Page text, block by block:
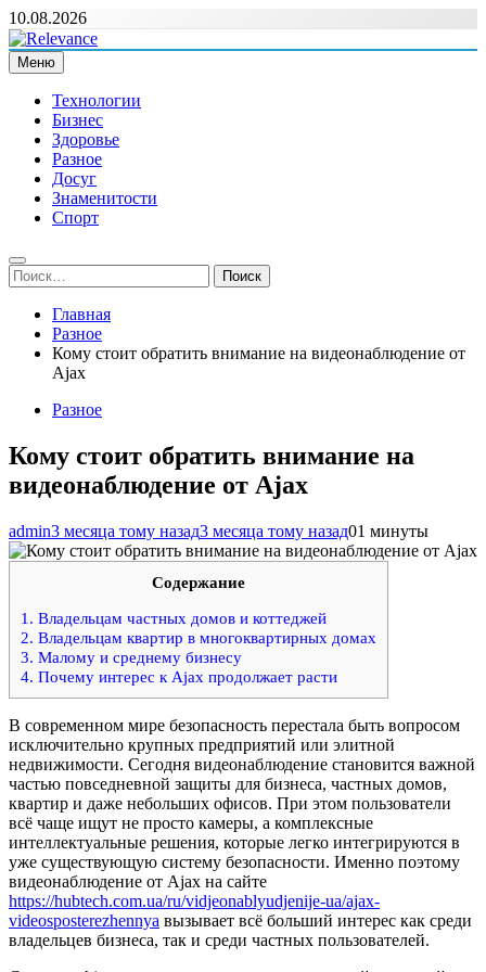
Перейти
к
содержимому
10.08.2026
Relevance
Релевантні новини — саме те, що вам потрібно
Меню
Технологии
Бизнес
Здоровье
Разное
Досуг
Знаменитости
Спорт
Найти:
Главная
Разное
Кому стоит обратить внимание на видеонаблюдение от
Ajax
Разное
Кому стоит обратить внимание на
видеонаблюдение от Ajax
admin3 месяца тому назад3 месяца тому назад01 минуты
Содержание
1. Владельцам частных домов и коттеджей
2. Владельцам квартир в многоквартирных домах
3. Малому и среднему бизнесу
4. Почему интерес к Ajax продолжает расти
В современном мире безопасность перестала быть вопросом
исключительно крупных предприятий или элитной
недвижимости. Сегодня видеонаблюдение становится важной
частью повседневной защиты для бизнеса, частных домов,
квартир и даже небольших офисов. При этом пользователи
всё чаще ищут не просто камеры, а комплексные
интеллектуальные решения, которые легко интегрируются в
уже существующую систему безопасности. Именно поэтому
видеонаблюдение от Ajax на сайте
https://hubtech.com.ua/ru/vidjeonablyudjenije-ua/ajax-
videosposterezhennya вызывает всё больший интерес как среди
владельцев бизнеса, так и среди частных пользователей.